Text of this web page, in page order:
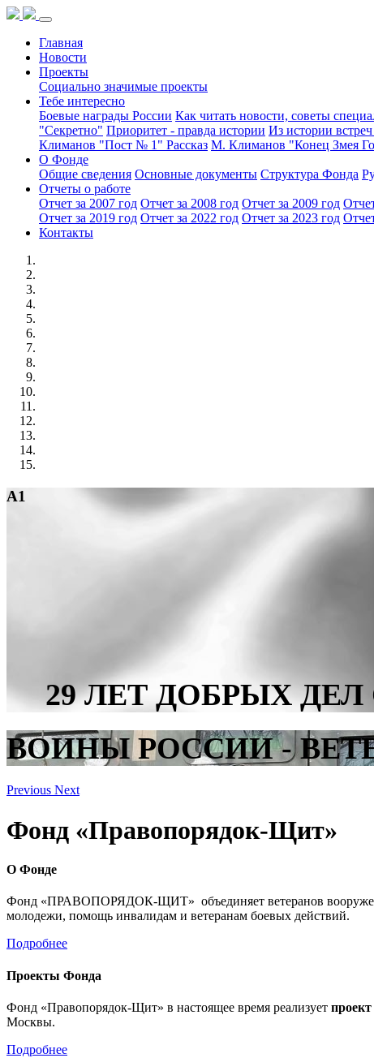
Главная
Новости
Проекты
Социально значимые проекты
Тебе интересно
Боевые награды России Как читать новости, советы
"Секретно" Приоритет - правда истории Из истории
Климанов "Пост № 1" Рассказ М. Климанов "Конец Змея
О Фонде
Общие сведения Основные документы Структура Фонда
Отчеты о работе
Отчет за 2007 год Отчет за 2008 год Отчет за 2009 год
Отчет за 2019 год Отчет за 2022 год Отчет за 2023 год
Контакты
A1
29 ЛЕТ ДОБРЫХ
ВОИНЫ РОССИИ -
Previous Next
Фонд «Правопорядок-Щит»
О Фонде
Фонд «ПРАВОПОРЯДОК-ЩИТ» объединяет ветеранов
молодежи, помощь инвалидам и ветеранам боевых действий.
Подробнее
Проекты Фонда
Фонд «Правопорядок-Щит» в настоящее время реализует
Москвы.
Подробнее